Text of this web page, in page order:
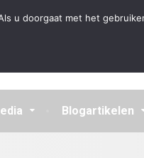
Algemene
Blogartikelen
u doorgaat met het